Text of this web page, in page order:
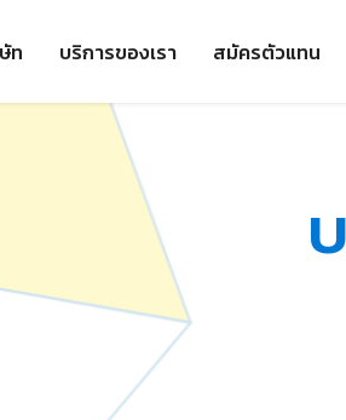
to
ท บริการของเรา สมัครตัวแทน